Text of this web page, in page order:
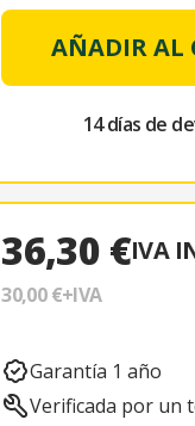
AÑADIR AL
14 días de
36,30 €IVA
30,00 €+IVA
Garantía 1 año
Verificada por un